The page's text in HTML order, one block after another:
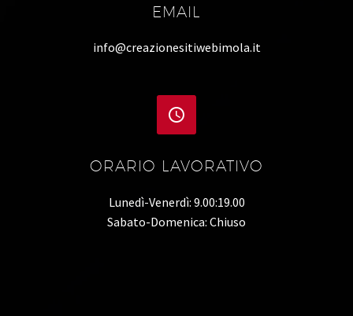
EMAIL
info@creazionesitiwebimola.it


ORARIO LAVORATIVO
Lunedì-Venerdì: 9.00:19.00
Sabato-Domenica: Chiuso